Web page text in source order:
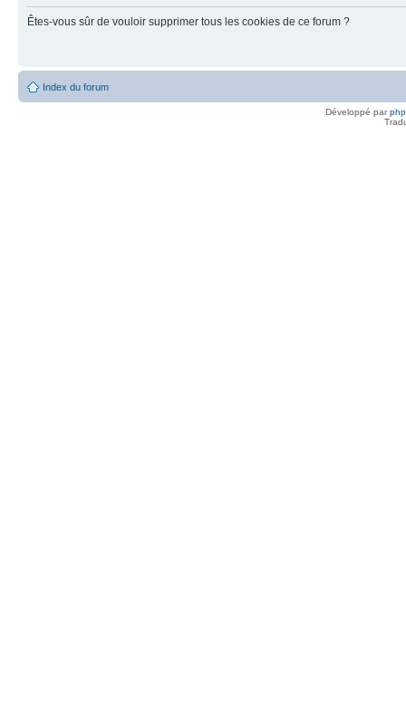
Êtes-vous sûr de vouloir supprimer tous les cookies de ce forum ?
Index du forum
Développé par